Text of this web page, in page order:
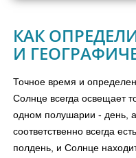
КАК
И
Точное время и
Солнце всегда освещает
одном полушарии - день,
соответственно всегда
полдень, и Солнце